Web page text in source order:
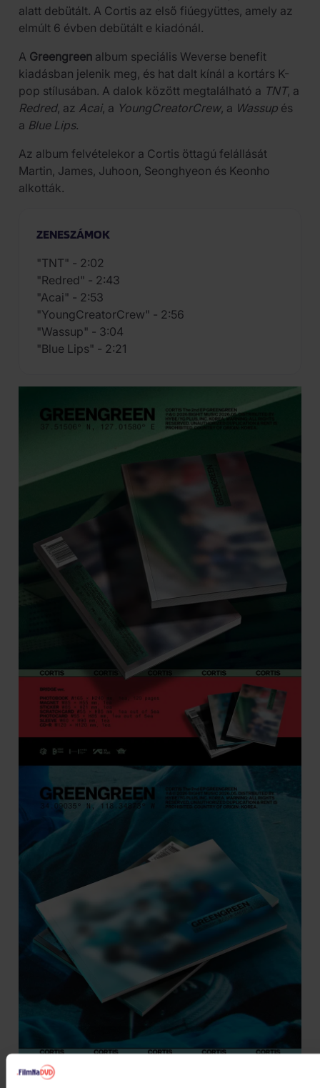
alatt debütált. A Cortis az első fiúegyüttes, amely az
elmúlt 6 évben debütált e kiadónál.
A Greengreen album speciális Weverse benefit
kiadásban jelenik meg, és hat dalt kínál a kortárs K-
pop stílusában. A dalok között megtalálható a TNT, a
Redred, az Acai, a YoungCreatorCrew, a Wassup és
a Blue Lips.
Az album felvételekor a Cortis öttagú felállását
Martin, James, Juhoon, Seonghyeon és Keonho
alkották.
ZENESZÁMOK
"TNT" - 2:02
"Redred" - 2:43
"Acai" - 2:53
"YoungCreatorCrew" - 2:56
"Wassup" - 3:04
"Blue Lips" - 2:21